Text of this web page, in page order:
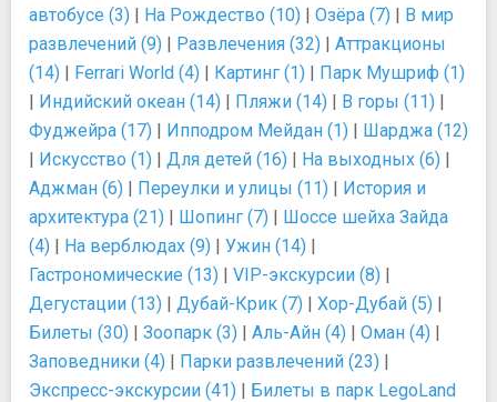
автобусе (3) | На Рождество (10) | Озёра (7) | В мир
развлечений (9) | Развлечения (32) | Аттракционы
(14) | Ferrari World (4) | Картинг (1) | Парк Мушриф (1)
| Индийский океан (14) | Пляжи (14) | В горы (11) |
Фуджейра (17) | Ипподром Мейдан (1) | Шарджа (12)
| Искусство (1) | Для детей (16) | На выходных (6) |
Аджман (6) | Переулки и улицы (11) | История и
архитектура (21) | Шопинг (7) | Шоссе шейха Зайда
(4) | На верблюдах (9) | Ужин (14) |
Гастрономические (13) | VIP-экскурсии (8) |
Дегустации (13) | Дубай-Крик (7) | Хор-Дубай (5) |
Билеты (30) | Зоопарк (3) | Аль-Айн (4) | Оман (4) |
Заповедники (4) | Парки развлечений (23) |
Экспресс-экскурсии (41) | Билеты в парк LegoLand